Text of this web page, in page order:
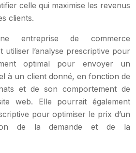
celle qui maximise les revenus
clients.
entreprise de commerce
utiliser l’analyse prescriptive pour
optimal pour envoyer un
à un client donné, en fonction de
et de son comportement de
web. Elle pourrait également
pour optimiser le prix d’un
de la demande et de la